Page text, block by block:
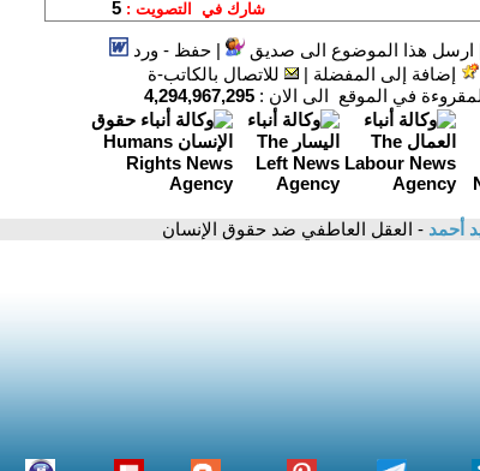
ارسل هذا الموضوع الى صديق |حفظ - ورد
إضافة إلى المفضلة |
للاتصال بالكاتب-ة
في الموقع الى الان : 4,294,967,295
أحمد - العقل العاطفي ضد حقوق الإنسان